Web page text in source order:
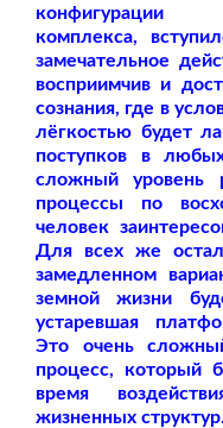
конфигурации
комплекса,
замечательное
восприимчив и
сознания, где в
лёгкостью будет
поступков в
сложный уровень
процессы по
человек
Для всех же
замедленном
земной жизни
устаревшая
Это очень
процесс, который
время
жизненных структур.